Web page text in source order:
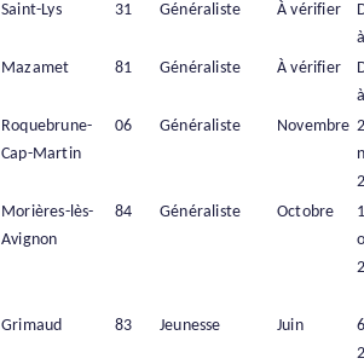
Saint-Lys 31 Généraliste À vérifier
Mazamet 81 Généraliste À vérifier
Roquebrune-
Cap-Martin
06 Généraliste Novembre
Morières-lès-
Avignon
84 Généraliste Octobre
Grimaud 83 Jeunesse Juin